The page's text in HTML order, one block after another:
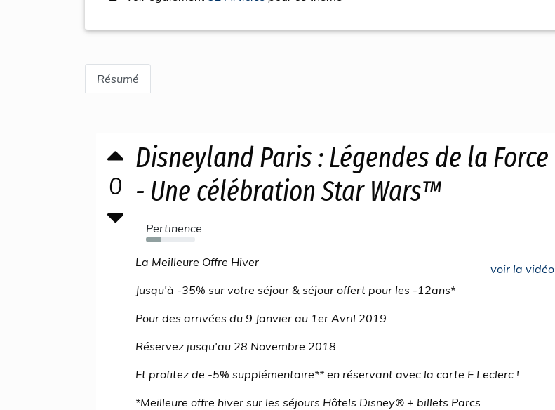
Résumé
0
Disneyland Paris : Légendes de la Force
- Une célébration Star Wars™
Pertinence
32%
voir la vidéo
La Meilleure Offre Hiver
Jusqu'à -35% sur votre séjour & séjour offert pour les -12ans*
Pour des arrivées du 9 Janvier au 1er Avril 2019
Réservez jusqu'au 28 Novembre 2018
Et profitez de -5% supplémentaire** en réservant avec la carte E.Leclerc !
*Meilleure offre hiver sur les séjours Hôtels Disney® + billets Parcs